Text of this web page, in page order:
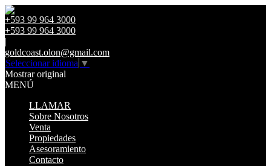
+593 99 964 3000
+593 99 964 3000
|
goldcoast.olon@gmail.com
Seleccionar idioma ▼
Mostrar original
MENÚ
LLAMAR
Sobre Nosotros
Venta
Propiedades
Asesoramiento
Contacto